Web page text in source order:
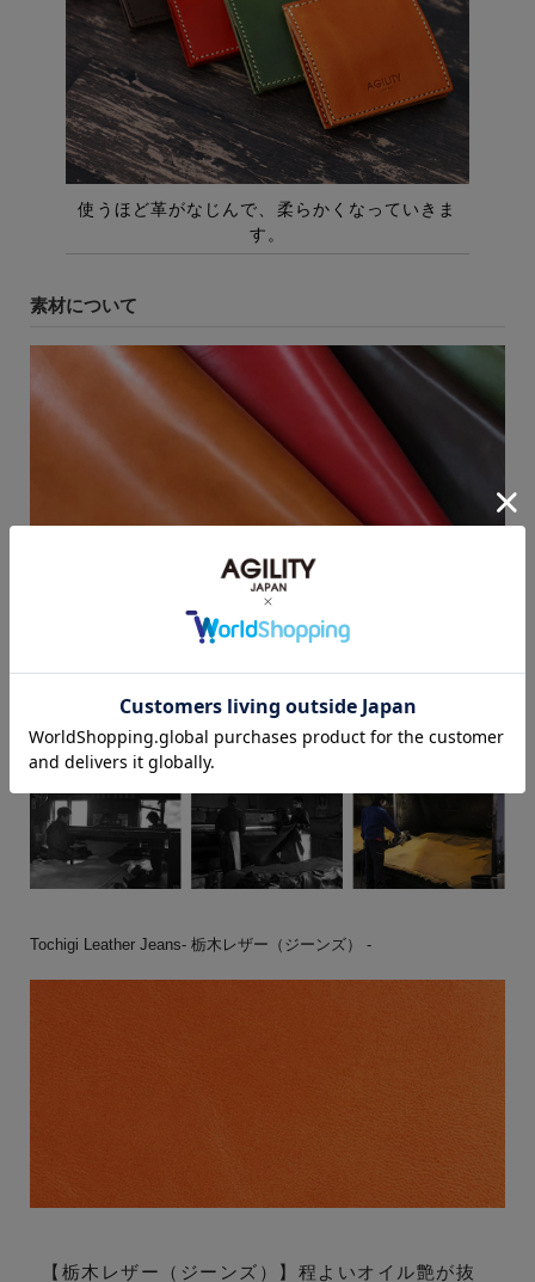
素材について
Tochigi Leather Jeans- 栃木レザー（ジーンズ） -
【栃木レザー（ジーンズ）】程よいオイル艶が抜